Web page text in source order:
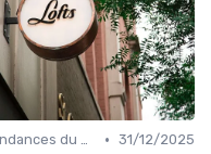
Tendances du Marché Immobilier Commercial • 31/12/2025